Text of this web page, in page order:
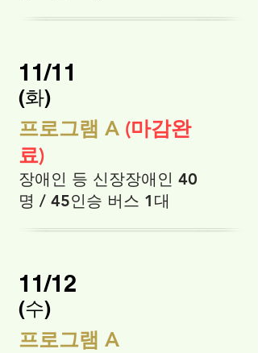
11/11
​(화)
프로그램 A (마감완
료)
장애인 등 신장장애인 40
명 / 45인승 버스 1대
11/12
​(수)
프로그램 A